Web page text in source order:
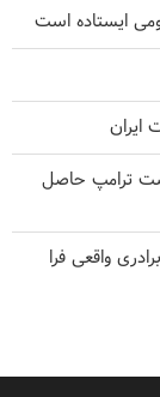
ایستاده است
ترامپ حاصل
واقعی فرا